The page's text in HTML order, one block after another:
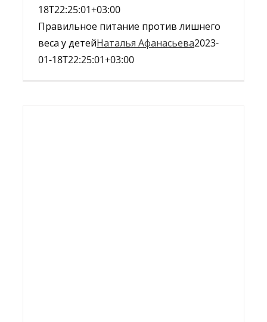
18T22:25:01+03:00
Правильное питание против лишнего
веса у детейНаталья Афанасьева2023-
01-18T22:25:01+03:00